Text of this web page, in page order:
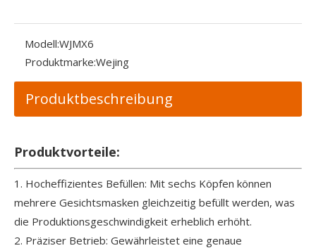
Modell:WJMX6
Produktmarke:Wejing
Produktbeschreibung
Produktvorteile:
1. Hocheffizientes Befüllen: Mit sechs Köpfen können
mehrere Gesichtsmasken gleichzeitig befüllt werden, was
die Produktionsgeschwindigkeit erheblich erhöht.
2. Präziser Betrieb: Gewährleistet eine genaue